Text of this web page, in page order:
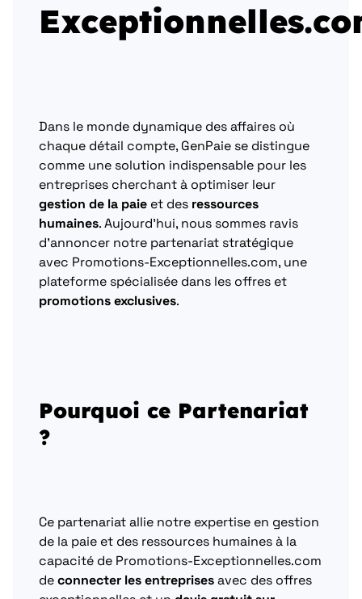
Dans le monde dynamique des affaires où
chaque détail compte, GenPaie se distingue
comme une solution indispensable pour les
entreprises cherchant à optimiser leur
gestion de la paie et des ressources
humaines. Aujourd’hui, nous sommes ravis
d’annoncer notre partenariat stratégique
avec Promotions-Exceptionnelles.com, une
plateforme spécialisée dans les offres et
promotions exclusives.
Pourquoi ce Partenariat
?
Ce partenariat allie notre expertise en gestion
de la paie et des ressources humaines à la
capacité de Promotions-Exceptionnelles.com
deconnecter les entreprisesavec des offres